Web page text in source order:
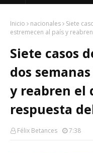
Inicio nacionales
Siete
estremecen al país y
Siete casos
dos
y reabren el
respuesta
Félix Betances 7:38